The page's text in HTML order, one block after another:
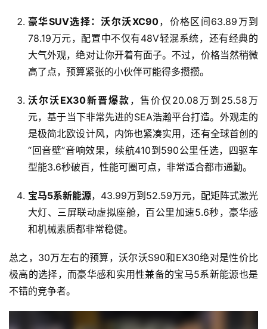
豪华SUV选择：沃尔沃XC90，价格区间63.89万到
78.19万元，配置中不仅有48V轻混系统，还有经典的
大气外观，绝对让你开着有面子。不过，价格当然稍微
高了点，预算紧张的小伙伴可能得多攒攒。
沃尔沃EX30新晋爆款 ，售价仅20.08万到25.58万
元，基于当下非常先进的SEA浩瀚平台打造。外观走的
是极简北欧设计风，内饰也紧凑实用，还有全球首创的
“回音壁”音响效果，续航410到590公里任选，四驱车
型能3.6秒破百，性能可圈可点，非常适合都市通勤。
宝马5系新能源，43.99万到52.59万元，配矩阵式激光
大灯、三屏联动虚拟座舱，百公里加速5.6秒，豪华感
和机械素质都非常稳健。
总之，30万左右的预算，沃尔沃S90和EX30绝对是性价比
极高的选择，而豪华感和实用性兼备的宝马5系新能源也是
不错的竞争者。